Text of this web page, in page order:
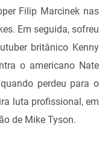
Filip Marcinek nas
Em seguida, sofreu
britânico Kenny
o americano Nate
perdeu para o
luta profissional, em
de Mike Tyson.